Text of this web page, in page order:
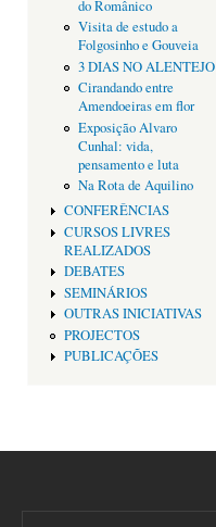
do Românico
Visita de estudo a
Folgosinho e Gouveia
3 DIAS NO ALENTEJO
Cirandando entre
Amendoeiras em flor
Exposição Alvaro
Cunhal: vida,
pensamento e luta
Na Rota de Aquilino
CONFERÊNCIAS
CURSOS LIVRES
REALIZADOS
DEBATES
SEMINÁRIOS
OUTRAS INICIATIVAS
PROJECTOS
PUBLICAÇÕES